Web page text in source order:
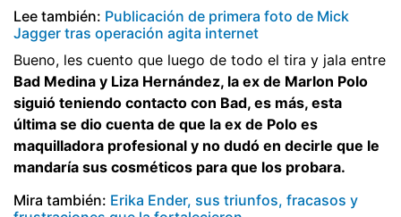
Lee también: Publicación de primera foto de Mick
Jagger tras operación agita internet
Bueno, les cuento que luego de todo el tira y jala entre
Bad Medina y Liza Hernández, la ex de Marlon Polo
siguió teniendo contacto con Bad, es más, esta
última se dio cuenta de que la ex de Polo es
maquilladora profesional y no dudó en decirle que le
mandaría sus cosméticos para que los probara.
Mira también: Erika Ender, sus triunfos, fracasos y